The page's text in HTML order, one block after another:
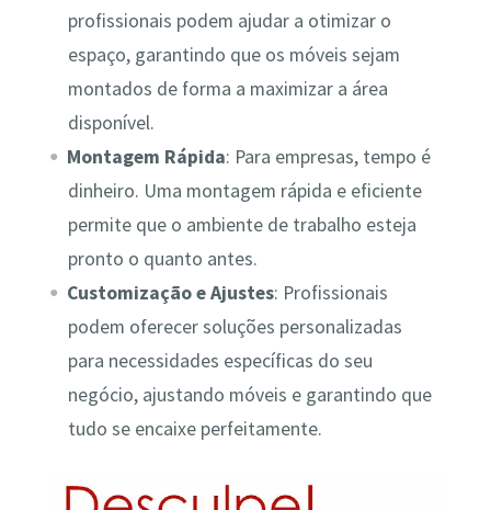
profissionais podem ajudar a otimizar o
espaço, garantindo que os móveis sejam
montados de forma a maximizar a área
disponível.
Montagem Rápida: Para empresas, tempo é
dinheiro. Uma montagem rápida e eficiente
permite que o ambiente de trabalho esteja
pronto o quanto antes.
Customização e Ajustes: Profissionais
podem oferecer soluções personalizadas
para necessidades específicas do seu
negócio, ajustando móveis e garantindo que
tudo se encaixe perfeitamente.